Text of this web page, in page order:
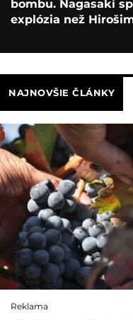
bombu. Nagasaki
explózia než
NAJNOVŠIE ČLÁNKY
Reklama